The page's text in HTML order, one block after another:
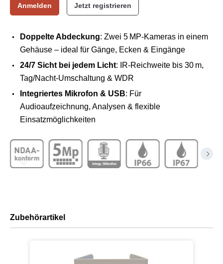
Anmelden Jetzt registrieren
Doppelte Abdeckung: Zwei 5 MP-Kameras in einem
Gehäuse – ideal für Gänge, Ecken & Eingänge
24/7 Sicht bei jedem Licht: IR-Reichweite bis 30 m,
Tag/Nacht-Umschaltung & WDR
Integriertes Mikrofon & USB: Für
Audioaufzeichnung, Analysen & flexible
Einsatzmöglichkeiten
Zubehörartikel